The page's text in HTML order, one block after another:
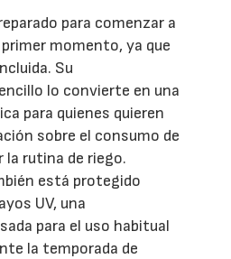
para comenzar a
momento, ya que
Su
lo convierte en una
para quienes quieren
sobre el consumo de
la rutina de riego.
está protegido
UV, una
para el uso habitual
la temporada de